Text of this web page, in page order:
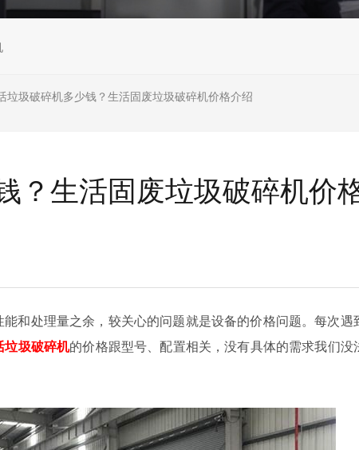
垃圾破碎机多少钱？生活固废垃圾破碎机价格介绍
？生活固废垃圾破碎机价
和处理量之余，较关心的问题就是设备的价格问题。每次遇
垃圾破碎机的价格跟型号、配置相关，没有具体的需求我们没